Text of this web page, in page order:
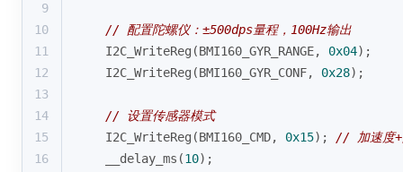
9
10
// 配置陀螺仪：±500dps量程，100Hz输出
11
    I2C_WriteReg(BMI160_GYR_RANGE,
0x04);
12
    I2C_WriteReg(BMI160_GYR_CONF,
0x28);
13
14
// 设置传感器模式
15
    I2C_WriteReg(BMI160_CMD,
0x15); // 加速度+
16
    __delay_ms(
10);